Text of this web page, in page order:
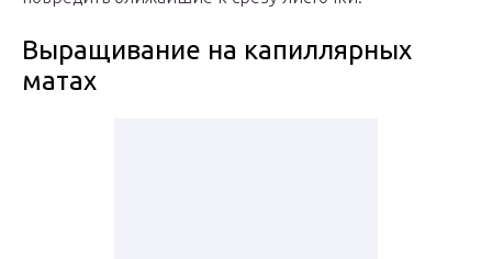
Выращивание на капиллярных
матах